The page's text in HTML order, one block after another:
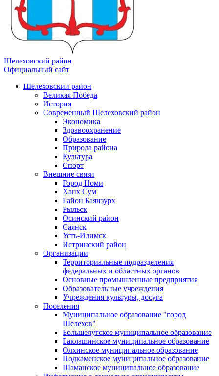
Шелеховский район
Официальный сайт
Шелеховский район
Великая Победа
История
Современный Шелеховский район
Экономика
Здравоохранение
Образование
Природа района
Культура
Спорт
Внешние связи
Город Номи
Ханх Сум
Район Баянзурх
Рыльск
Осинский район
Саянск
Усть-Илимск
Истринский район
Организации
Территориальные подразделения
федеральных и областных органов
Основные промышленные предприятия
Образовательные учреждения
Учреждения культуры, досуга
Поселения
Муниципальное образование "город
Шелехов"
Большелугское муниципальное образование
Баклашинское муниципальное образование
Олхинское муниципальное образование
Подкаменское муниципальное образование
Шаманское муниципальное образование